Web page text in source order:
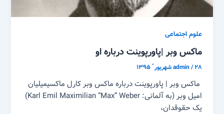
علوم اجتماعی
ماکس وبر |پاورپوینت درباره او
admin/۲۸ شهریور ّ ۱۳۹۵
ماکس وبر | پاورپوینت درباره ماکس وبر کارل ماکسیمیلیان
امیل وبر (به آلمانی: Karl Emil Maximilian “Max” Weber)
یک حقوقدان،